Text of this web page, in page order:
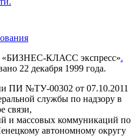
«БИЗНЕС-КЛАСС экспресс».
22 декабря 1999 года.
ПИ №ТУ-00302 от 07.10.2011
службы по надзору в
связи,
и массовых коммуникаций по
автономному округу